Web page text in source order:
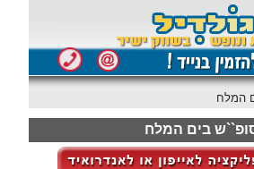
המלח
בים המלח